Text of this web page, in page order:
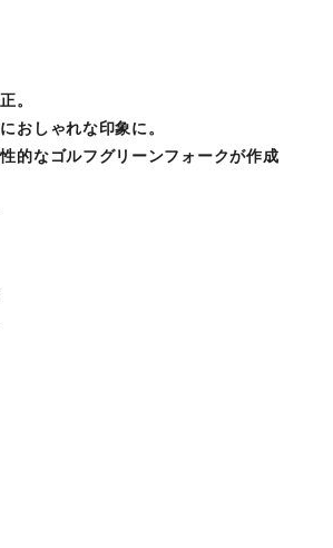
。
おしゃれな印象に。
的なゴルフグリーンフォークが作成